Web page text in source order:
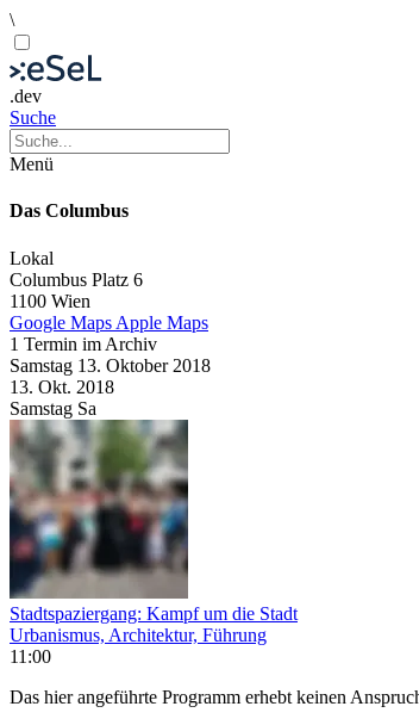
\
.dev
Suche
Menü
Das Columbus
Lokal
Columbus Platz 6
1100 Wien
Google Maps Apple Maps
1 Termin im Archiv
Samstag 13. Oktober 2018
13. Okt. 2018
Samstag Sa
Stadtspaziergang: Kampf um die Stadt
Urbanismus, Architektur, Führung
11:00
Das hier angeführte Programm erhebt keinen